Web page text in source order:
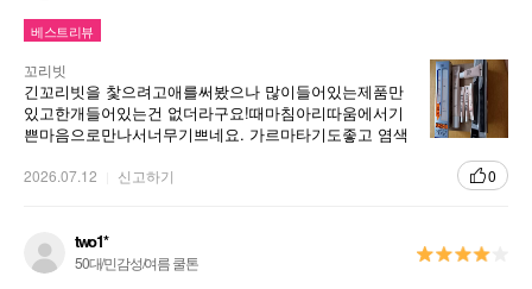
베스트리뷰
꼬리빗
긴꼬리빗을 찿으려고애를써봤으나 많이들어있는제품만
있고한개들어있는건 없더라구요!때마침아리따움에서기
쁜마음으로만나서너무기쁘네요. 가르마타기도좋고 염색
어도걱정없고 제마음에 쏙드네요. 다음에도또 필요할것
2026.07.12 신고하기 0
two1*
50대/민감성/여름 쿨톤